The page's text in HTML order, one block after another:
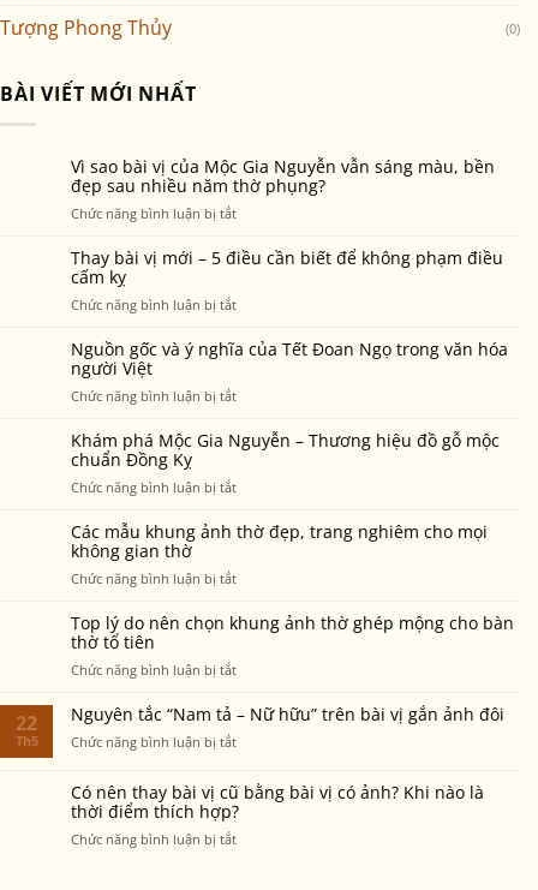
Tượng Phong Thủy (0)
BÀI VIẾT MỚI NHẤT
Vì sao bài vị của Mộc Gia Nguyễn vẫn sáng màu, bền
đẹp sau nhiều năm thờ phụng?
Chức năng bình luận bị tắtở
sao
của
Gia
vẫn
màu,
bền
sau
năm
phụng?
Thay bài vị mới – 5 điều cần biết để không phạm điều
cấm kỵ
Chức năng bình luận bị tắtở
bài
–
điều
biết
không
cấm
Nguồn gốc và ý nghĩa của Tết Đoan Ngọ trong văn hóa
người Việt
Chức năng bình luận bị tắtở
gốc
và
nghĩa
Tết
Ngọ
văn
Việt
Khám phá Mộc Gia Nguyễn – Thương hiệu đồ gỗ mộc
chuẩn Đồng Kỵ
Chức năng bình luận bị tắtở
phá
Nguyễn
Thương
đồ
mộc
Đồng
Các mẫu khung ảnh thờ đẹp, trang nghiêm cho mọi
không gian thờ
Chức năng bình luận bị tắtở
mẫu
khung
thờ
trang
nghiêm
mọi
không
gian
thờ
Top lý do nên chọn khung ảnh thờ ghép mộng cho bàn
thờ tổ tiên
Chức năng bình luận bị tắtở
nên
khung
ảnh
22
Th5
Nguyên tắc “Nam tả – Nữ hữu” trên bài vị gắn ảnh đôi
Chức năng bình luận bị tắtở
“Nam
tả
–
Có nên thay bài vị cũ bằng bài vị có ảnh? Khi nào là
thời điểm thích hợp?
Chức năng bình luận bị tắtở